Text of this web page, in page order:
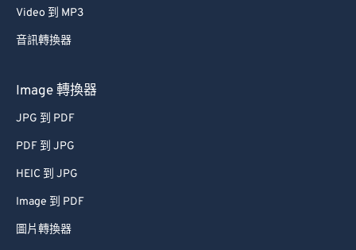
Video 到 MP3
音訊轉換器
Image 轉換器
JPG 到 PDF
PDF 到 JPG
HEIC 到 JPG
Image 到 PDF
圖片轉換器